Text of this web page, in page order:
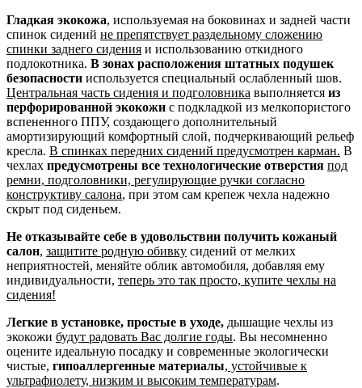
Гладкая экокожа, используемая на боковинах и задней части
спинок сидений не препятствует раздельному сложению
спинки заднего сидения и использованию откидного
подлокотника. В зонах расположения штатных подушек
безопасности используется специальный ослабленный шов.
Центральная часть сидения и подголовника выполняется из
перфорированной экокожи с подкладкой из мелкопористого
вспененного ППУ, создающего дополнительный
амортизирующий комфортный слой, подчеркивающий рельеф
кресла. В спинках передних сидений предусмотрен карман. В
чехлах предусмотрены все технологические отверстия под
ремни, подголовники, регулирующие ручки согласно
конструктиву салона, при этом сам крепеж чехла надежно
скрыт под сиденьем.
Не отказывайте себе в удовольствии получить кожаный
салон, защитите родную обивку сидений от мелких
неприятностей, меняйте облик автомобиля, добавляя ему
индивидуальности, теперь это так просто, купите чехлы на
сидения!
Легкие в установке, простые в уходе, дышащие чехлы из
экокожи будут радовать Вас долгие годы. Вы несомненно
оцените идеальную посадку и современные экологически
чистые, гипоаллергенные материалы, устойчивые к
ультрафиолету, низким и высоким температурам.